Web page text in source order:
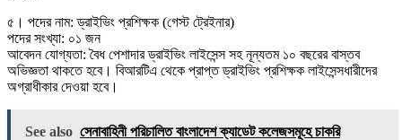
৫। পদের নাম: ড্রাইভিং প্রশিক্ষক (গেস্ট ট্রেইনার)
পদের সংখ্যা: ০১ জন
আবেদন যোগ্যতা: বৈধ পেশাদার ড্রাইভিং লাইসেন্স সহ নূন্যতম ১০ বছরের বাস্তব
অভিজ্ঞতা থাকতে হবে। বিআরটিএ থেকে প্রাপ্ত ড্রাইভিং প্রশিক্ষক লাইসেন্সধারীদের
অগ্রাধীকার দেওয়া হবে।
See also সেনাবাহিনী পরিচালিত বাংলাদেশ ক্যাডেট কলেজসমূহে চাকরি